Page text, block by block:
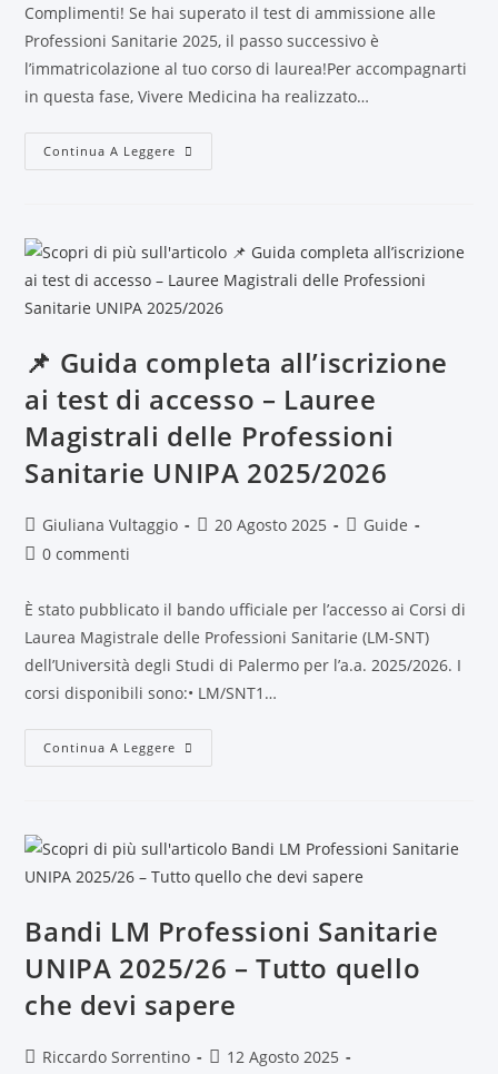
Complimenti! Se hai superato il test di ammissione alle
Professioni Sanitarie 2025, il passo successivo è
l’immatricolazione al tuo corso di laurea!Per accompagnarti
in questa fase, Vivere Medicina ha realizzato…
Continua A Leggere
📌 Guida completa all’iscrizione
ai test di accesso – Lauree
Magistrali delle Professioni
Sanitarie UNIPA 2025/2026
Giuliana Vultaggio 20 Agosto 2025
Guide
0 commenti
È stato pubblicato il bando ufficiale per l’accesso ai Corsi di
Laurea Magistrale delle Professioni Sanitarie (LM-SNT)
dell’Università degli Studi di Palermo per l’a.a. 2025/2026. I
corsi disponibili sono:• LM/SNT1…
Continua A Leggere
Bandi LM Professioni Sanitarie
UNIPA 2025/26 – Tutto quello
che devi sapere
Riccardo Sorrentino
12 Agosto 2025